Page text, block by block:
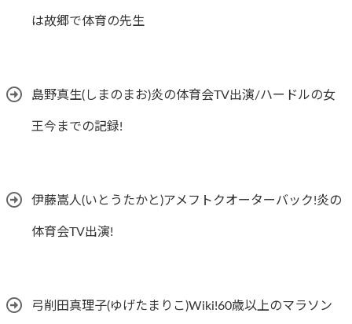
は故郷で体育の先生
島野真生(しまのまお)炎の体育会TV出演/ハードルの女
王今までの記録!
伊藤嵩人(いとうたかと)アメフトクオーターバック!炎の
体育会TV出演!
弓削田真理子(ゆげたまりこ)Wiki!60歳以上のマラソン